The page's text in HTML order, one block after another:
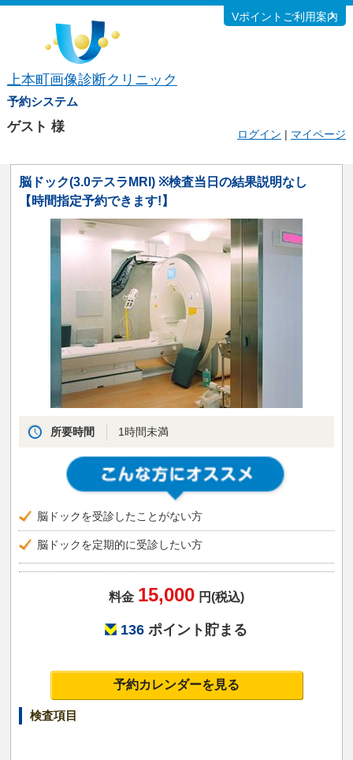
上本町画像診断クリニック
予約システム
Vポイントご利用案内
ゲスト 様 ログイン | マイページ
脳ドック(3.0テスラMRI) ※検査当日の結果説明なし
【時間指定予約できます!】
所要時間 1時間未満
脳ドックを受診したことがない方
脳ドックを定期的に受診したい方
料金 15,000 円(税込)
136ポイント貯まる
予約カレンダーを見る
検査項目